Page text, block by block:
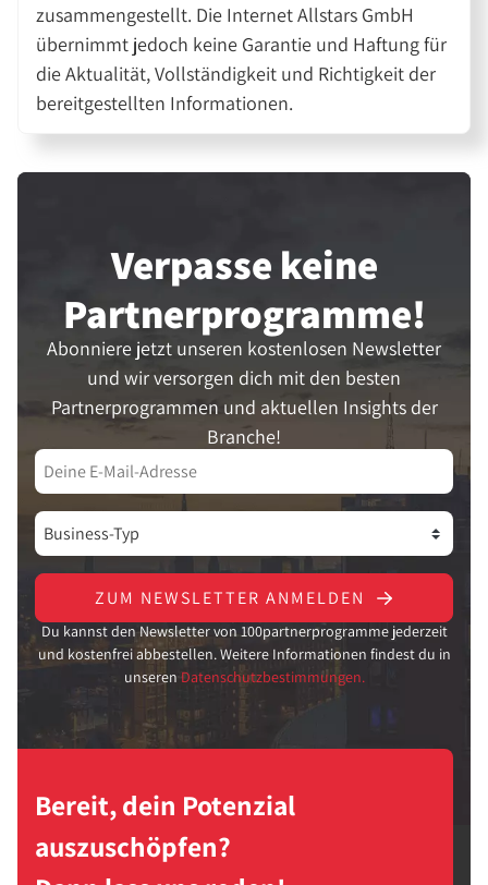
zusammengestellt. Die Internet Allstars GmbH
übernimmt jedoch keine Garantie und Haftung für
die Aktualität, Vollständigkeit und Richtigkeit der
bereitgestellten Informationen.
Verpasse keine
Partner­programme!
Abonniere jetzt unseren kostenlosen Newsletter
und wir versorgen dich mit den besten
Partnerprogrammen und aktuellen Insights der
Branche!
ZUM NEWSLETTER ANMELDEN
Du kannst den Newsletter von 100partnerprogramme jederzeit
und kostenfrei abbestellen. Weitere Informationen findest du in
unseren Datenschutzbestimmungen.
Bereit, dein Potenzial
auszuschöpfen?